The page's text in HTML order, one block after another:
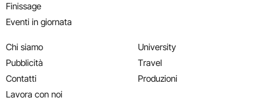
Finissage
Eventi in giornata
Chi siamo
Pubblicità
Contatti
Lavora con noi
University
Travel
Produzioni